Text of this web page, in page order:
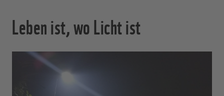
Leben ist, wo Licht ist